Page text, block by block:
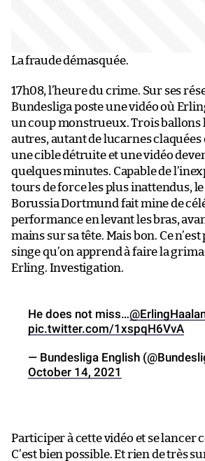
La fraude démasquée.
17h08, l’heure du crime. Sur ses
Bundesliga poste une vidéo où
un coup monstrueux. Trois ballons
autres, autant de lucarnes claquées
une cible détruite et une vidéo
quelques minutes. Capable de
tours de force les plus inattendus,
Borussia Dortmund fait mine de
performance en levant les bras,
mains sur sa tête. Mais bon. Ce
singe qu’on apprend à faire la
Erling. Investigation.
He does not miss…
pic.twitter.com/1xspqH6VvA
— Bundesliga English
October 14, 2021
Participer à cette vidéo et se lancer
C’est bien possible. Et rien de très